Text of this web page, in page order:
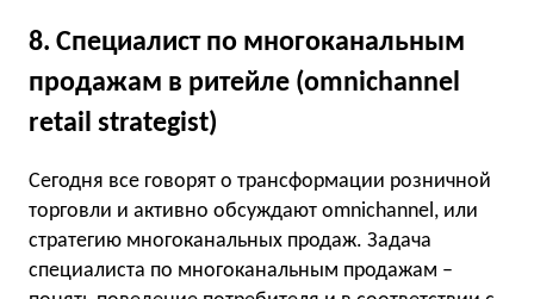
8. Специалист по многоканальным
продажам в ритейле (omnichannel
retail strategist)
Сегодня все говорят о трансформации розничной
торговли и активно обсуждают omnichannel, или
стратегию многоканальных продаж. Задача
специалиста по многоканальным продажам –